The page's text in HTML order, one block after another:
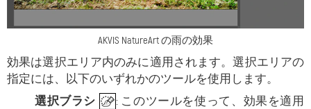
AKVIS NatureArt の雨の効果
効果は選択エリア内のみに適用されます。選択エリアの
指定には、以下のいずれかのツールを使用します。
選択ブラシ
: このツールを使って、効果を適用